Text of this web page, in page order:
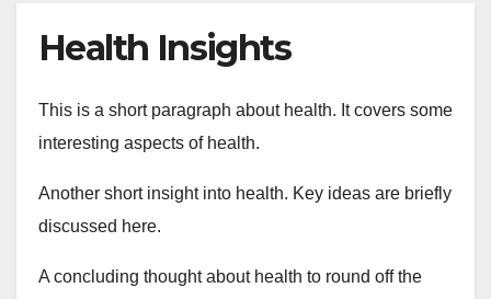
Health Insights
This is a short paragraph about health. It covers some
interesting aspects of health.
Another short insight into health. Key ideas are briefly
discussed here.
A concluding thought about health to round off the